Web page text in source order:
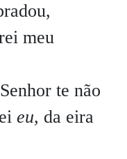
meu
te não
eu, da eira